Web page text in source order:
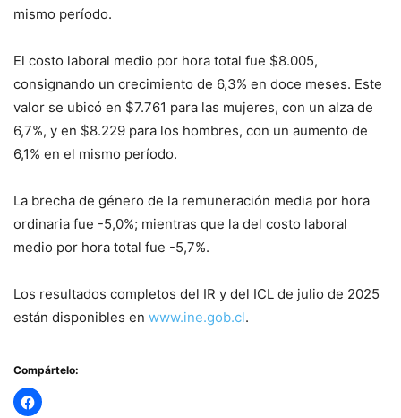
mismo período.
El costo laboral medio por hora total fue $8.005,
consignando un crecimiento de 6,3% en doce meses. Este
valor se ubicó en $7.761 para las mujeres, con un alza de
6,7%, y en $8.229 para los hombres, con un aumento de
6,1% en el mismo período.
La brecha de género de la remuneración media por hora
ordinaria fue -5,0%; mientras que la del costo laboral
medio por hora total fue -5,7%.
Los resultados completos del IR y del ICL de julio de 2025
están disponibles en www.ine.gob.cl.
Compártelo: